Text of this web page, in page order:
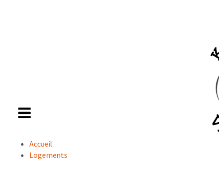
Accueil
Logements